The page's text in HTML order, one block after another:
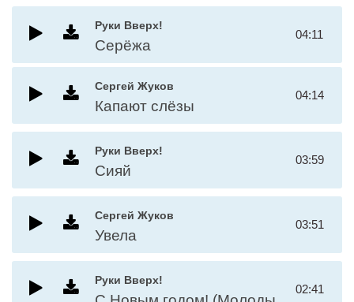
Руки Вверх!
Серёжа
04:11
Сергей Жуков
Капают слёзы
04:14
Руки Вверх!
Сияй
03:59
Сергей Жуков
Увела
03:51
Руки Вверх!
02:41